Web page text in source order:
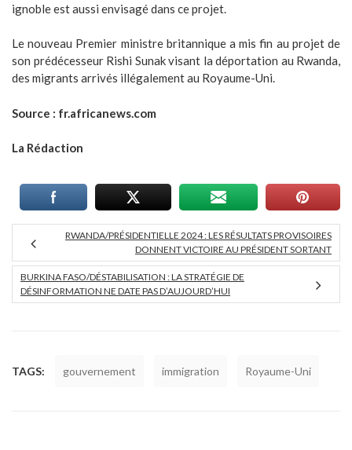
ignoble est aussi envisagé dans ce projet.
Le nouveau Premier ministre britannique a mis fin au projet de
son prédécesseur Rishi Sunak visant la déportation au Rwanda,
des migrants arrivés illégalement au Royaume-Uni.
Source : fr.africanews.com
La Rédaction
RWANDA/PRÉSIDENTIELLE 2024 : LES RÉSULTATS PROVISOIRES
DONNENT VICTOIRE AU PRÉSIDENT SORTANT
BURKINA FASO/DÉSTABILISATION : LA STRATÉGIE DE
DÉSINFORMATION NE DATE PAS D’AUJOURD’HUI
TAGS: gouvernement immigration Royaume-Uni